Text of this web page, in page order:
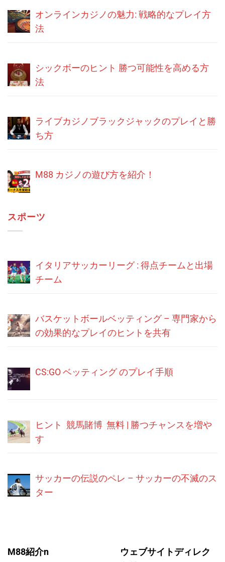
オンラインカジノの魅力: 戦略的なプレイ方
法
シックボーのヒント 勝つ可能性を高める方
法
ライブカジノブラックジャックのプレイと勝
ち方
M88 カジノの遊び方を紹介！
スポーツ
イタリアサッカーリーグ : 得点チームと出場
チーム
バスケットボールベッティング – 専門家から
の効果的なプレイのヒントを共有
CS:GO ベッティング のプレイ手順
ヒント 競馬賭博 無料 | 勝つチャンスを増や
す
サッカーの伝説のペレ – サッカーの不滅のス
ター
M88紹介n
ウェブサイトディレク